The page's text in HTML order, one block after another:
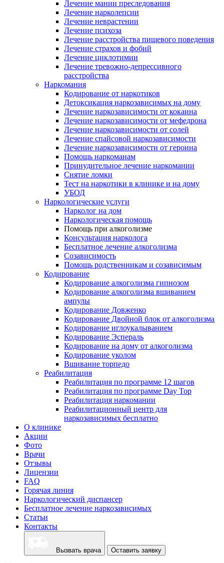
Лечение мании преследования
Лечение нарколепсии
Лечение неврастении
Лечение психоза
Лечение расстройства пищевого поведения
Лечение страхов и фобий
Лечение циклотимии
Лечение тревожно-депрессивного
расстройства
Наркомания
Кодирование от наркотиков
Детоксикация наркозависимых на дому
Лечение наркозависимости от кокаина
Лечение наркозависимости от мефедрона
Лечение наркозависимости от солей
Лечение спайсовой наркозависимости
Лечение наркозависимости от героина
Помощь наркоманам
Принудительное лечение наркомании
Снятие ломки
Тест на наркотики в клинике и на дому
УБОД
Наркологические услуги
Нарколог на дом
Наркологическая помощь
Помощь при алкоголизме
Консультация нарколога
Бесплатное лечение алкоголизма
Созависимость
Помощь родственникам и созависимым
Кодирование
Кодирование алкоголизма гипнозом
Кодирование алкоголизма вшиванием
ампулы
Кодирование Довженко
Кодирование Двойной блок от алкоголизма
Кодирование иглоукалыванием
Кодирование Эспераль
Кодирование на дому от алкоголизма
Кодирование уколом
Вшивание торпедо
Реабилитация
Реабилитация по программе 12 шагов
Реабилитация по программе Day Top
Реабилитация наркомании
Реабилитационный центр для
наркозависимых бесплатно
О клинике
Акции
Фото
Врачи
Отзывы
Лицензии
FAQ
Горячая линия
Наркологический диспансер
Бесплатное лечение наркозависимых
Статьи
Контакты
Вызвать врача Оставить заявку